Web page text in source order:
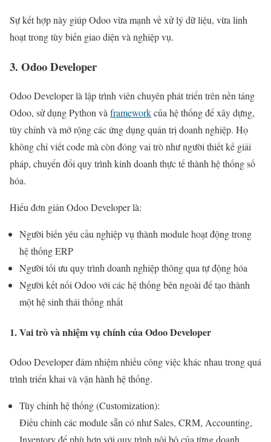
Sự kết hợp này giúp Odoo vừa mạnh về xử lý dữ liệu, vừa linh
hoạt trong tùy biến giao diện và nghiệp vụ.
3. Odoo Developer
Odoo Developer là lập trình viên chuyên phát triển trên nền tảng
Odoo, sử dụng Python vàframeworkcủa hệ thống để xây dựng,
tùy chỉnh và mở rộng các ứng dụng quản trị doanh nghiệp. Họ
không chỉ viết code mà còn đóng vai trò như người thiết kế giải
pháp, chuyển đổi quy trình kinh doanh thực tế thành hệ thống số
hóa.
Hiểu đơn giản Odoo Developer là:
Người biến yêu cầu nghiệp vụ thành module hoạt động trong
hệ thống ERP
Người tối ưu quy trình doanh nghiệp thông qua tự động hóa
Người kết nối Odoo với các hệ thống bên ngoài để tạo thành
một hệ sinh thái thống nhất
1. Vai trò và nhiệm vụ chính của Odoo Developer
Odoo Developer đảm nhiệm nhiều công việc khác nhau trong quá
trình triển khai và vận hành hệ thống.
Tùy chỉnh hệ thống (Customization):
Điều chỉnh các module sẵn có như Sales, CRM, Accounting,
Inventory để phù hợp với quy trình nội bộ của từng doanh